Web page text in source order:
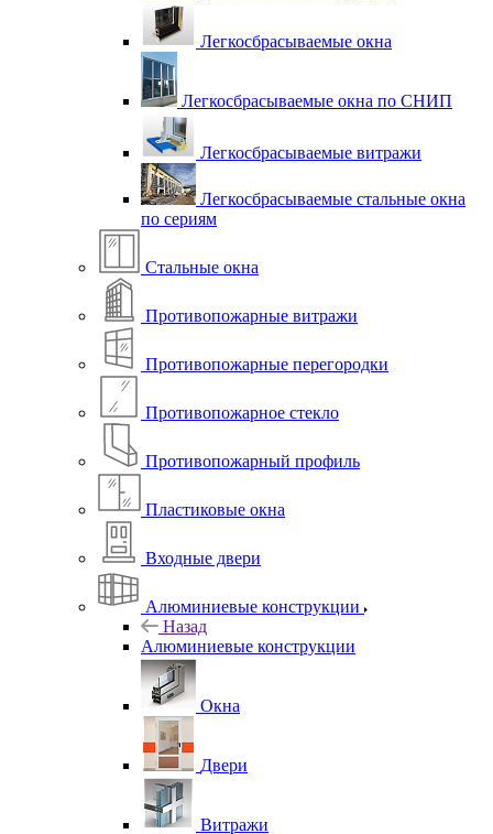
Легкосбрасываемые окна
Легкосбрасываемые окна по СНИП
Легкосбрасываемые витражи
Легкосбрасываемые стальные окна
по сериям
Стальные окна
Противопожарные витражи
Противопожарные перегородки
Противопожарное стекло
Противопожарный профиль
Пластиковые окна
Входные двери
Алюминиевые конструкции
Назад
Алюминиевые конструкции
Окна
Двери
Витражи